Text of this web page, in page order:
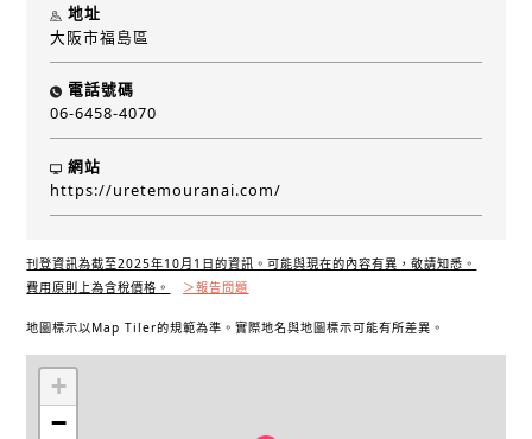
地址
大阪市福島區
電話號碼
06-6458-4070
網站
https://uretemouranai.com/
刊登資訊為截至2025年10月1日的資訊。可能與現在的內容有異，敬請知悉。
費用原則上為含稅價格。
＞報告問題
地圖標示以Map Tiler的規範為準。實際地名與地圖標示可能有所差異。
+
−